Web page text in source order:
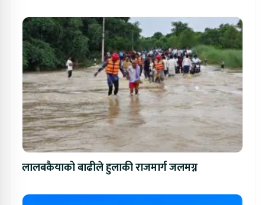
लालबकैयाको बाढीले हुलाकी राजमार्ग जलमग्न